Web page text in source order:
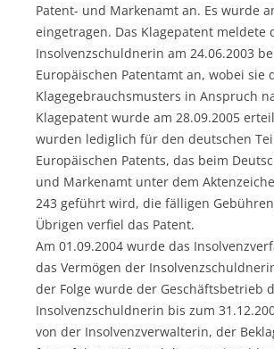
Patent- und Markenamt an. Es wurde
eingetragen. Das Klagepatent meldete
Insolvenzschuldnerin am 24.06.2003
Europäischen Patentamt an, wobei sie
Klagegebrauchsmusters in Anspruch
Klagepatent wurde am 28.09.2005
wurden lediglich für den deutschen
Europäischen Patents, das beim
und Markenamt unter dem
243 geführt wird, die fälligen
Übrigen verfiel das Patent.
Am 01.09.2004 wurde das
das Vermögen der
der Folge wurde der Geschäftsbetrieb
Insolvenzschuldnerin bis zum
von der Insolvenzverwalterin, der